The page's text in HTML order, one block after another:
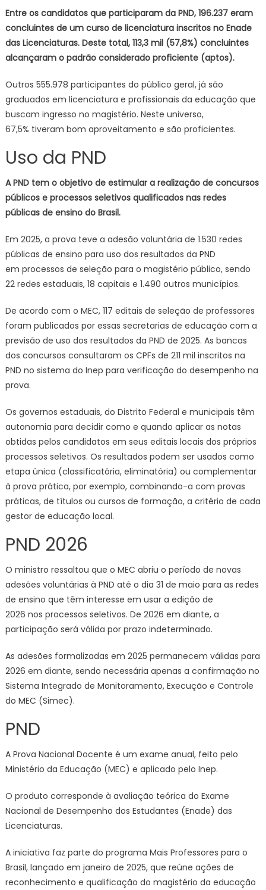
Entre os candidatos que participaram da PND, 196.237 eram
concluintes de um curso de licenciatura inscritos no Enade
das Licenciaturas. Deste total, 113,3 mil (57,8%) concluintes
alcançaram o padrão considerado proficiente (aptos).
Outros 555.978 participantes do público geral, já são
graduados em licenciatura e profissionais da educação que
buscam ingresso no magistério. Neste universo,
67,5% tiveram bom aproveitamento e são proficientes.
Uso da PND
A PND tem o objetivo de estimular a realização de concursos
públicos e processos seletivos qualificados nas redes
públicas de ensino do Brasil.
Em 2025, a prova teve a adesão voluntária de 1.530 redes
públicas de ensino para uso dos resultados da PND
em processos de seleção para o magistério público, sendo
22 redes estaduais, 18 capitais e 1.490 outros municípios.
De acordo com o MEC, 117 editais de seleção de professores
foram publicados por essas secretarias de educação com a
previsão de uso dos resultados da PND de 2025. As bancas
dos concursos consultaram os CPFs de 211 mil inscritos na
PND no sistema do Inep para verificação do desempenho na
prova.
Os governos estaduais, do Distrito Federal e municipais têm
autonomia para decidir como e quando aplicar as notas
obtidas pelos candidatos em seus editais locais dos próprios
processos seletivos. Os resultados podem ser usados como
etapa única (classificatória, eliminatória) ou complementar
à prova prática, por exemplo, combinando-a com provas
práticas, de títulos ou cursos de formação, a critério de cada
gestor de educação local.
PND 2026
O ministro ressaltou que o MEC abriu o período de novas
adesões voluntárias à PND até o dia 31 de maio para as redes
de ensino que têm interesse em usar a edição de
2026 nos processos seletivos. De 2026 em diante, a
participação será válida por prazo indeterminado.
As adesões formalizadas em 2025 permanecem válidas para
2026 em diante, sendo necessária apenas a confirmação no
Sistema Integrado de Monitoramento, Execução e Controle
do MEC (Simec).
PND
A Prova Nacional Docente é um exame anual, feito pelo
Ministério da Educação (MEC) e aplicado pelo Inep.
O produto corresponde à avaliação teórica do Exame
Nacional de Desempenho dos Estudantes (Enade) das
Licenciaturas.
A iniciativa faz parte do programa Mais Professores para o
Brasil, lançado em janeiro de 2025, que reúne ações de
reconhecimento e qualificação do magistério da educação